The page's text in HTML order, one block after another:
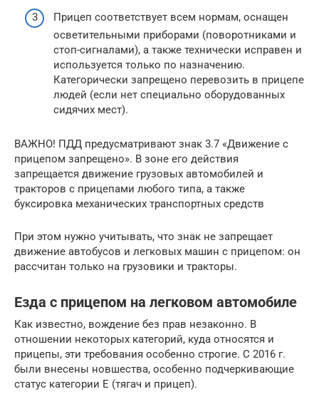
Прицеп соответствует всем нормам, оснащен
осветительными приборами (поворотниками и
стоп-сигналами), а также технически исправен и
используется только по назначению.
Категорически запрещено перевозить в прицепе
людей (если нет специально оборудованных
сидячих мест).
ВАЖНО! ПДД предусматривают знак 3.7 «Движение с
прицепом запрещено». В зоне его действия
запрещается движение грузовых автомобилей и
тракторов с прицепами любого типа, а также
буксировка механических транспортных средств
При этом нужно учитывать, что знак не запрещает
движение автобусов и легковых машин с прицепом: он
рассчитан только на грузовики и тракторы.
Езда с прицепом на легковом автомобиле
Как известно, вождение без прав незаконно. В
отношении некоторых категорий, куда относятся и
прицепы, эти требования особенно строгие. С 2016 г.
были внесены новшества, особенно подчеркивающие
статус категории Е (тягач и прицеп).